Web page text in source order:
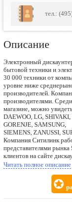
тел.:
Описание
Электронный
бытовой техники и
30 000 техники от
уровне ниже
производителей.
производителями.
магазине, можно
DAEWOO, LG,
GORENJE, SAMSUNG,
SIEMENS, ZANUSSI,
Компания Ситилинк
представителями
клиентов на сайте
представляющий
покупке товаров,
просто покупать
Аукцион для продажи
Читать полное описание